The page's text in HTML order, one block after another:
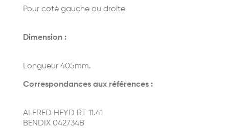
Pour coté gauche ou droite
Dimension :
Longueur 405mm.
Correspondances aux références :
ALFRED HEYD RT 11.41
BENDIX 042734B